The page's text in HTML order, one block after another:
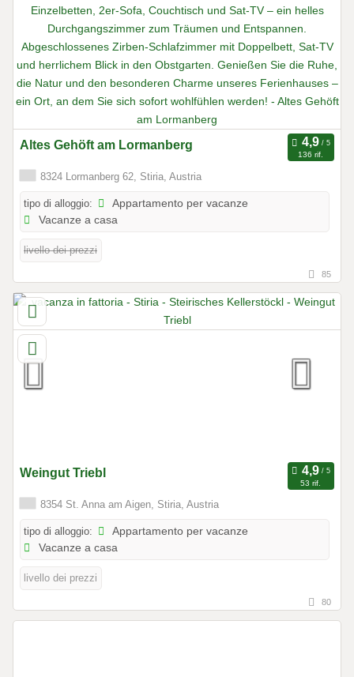
Altes Gehöft am Lormanberg
136 rif.
8324 Lormanberg 62, Stiria, Austria
tipo di alloggio:
Appartamento per vacanze
Vacanze a casa
livello dei prezzi
85
Weingut Triebl
53 rif.
8354 St. Anna am Aigen, Stiria, Austria
tipo di alloggio:
Appartamento per vacanze
Vacanze a casa
livello dei prezzi
80